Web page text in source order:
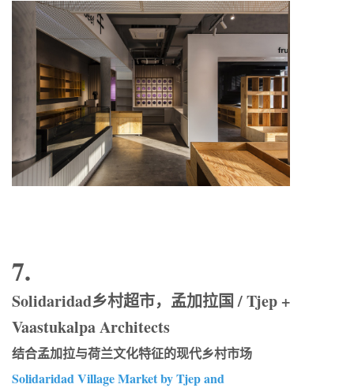
7.
Solidaridad乡村超市，孟加拉国 / Tjep +
Vaastukalpa Architects
结合孟加拉与荷兰文化特征的现代乡村市场
Solidaridad Village Market by Tjep and